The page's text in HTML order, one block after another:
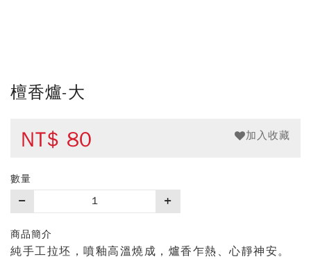
檀香爐-大
NT$ 80 加入收藏
數量
買
數
量
商品簡介
純手工拉坯，噴釉高溫燒成，爐香乍熱、心靜神安。